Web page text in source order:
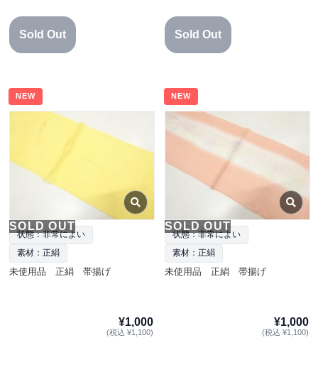
Sold Out Sold Out
NEW
SOLD OUT
状態：非常によい
素材：正絹
未使用品 正絹 帯揚げ
¥1,000
(税込 ¥1,100)
NEW
SOLD OUT
状態：非常によい
素材：正絹
未使用品 正絹 帯揚げ
¥1,000
(税込 ¥1,100)